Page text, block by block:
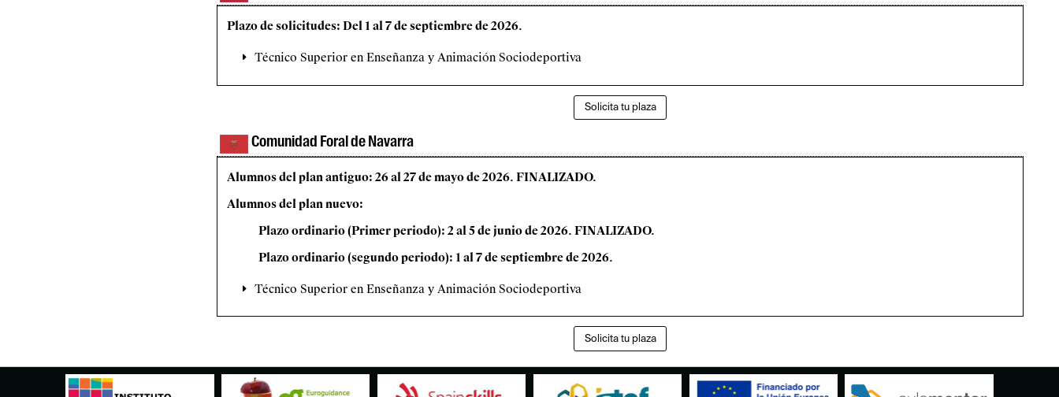
Plazo de solicitudes: Del 1 al 7 de septiembre de 2026.
Técnico Superior en Enseñanza y Animación Sociodeportiva
Solicita tu plaza
Comunidad Foral de Navarra
Alumnos del plan antiguo: 26 al 27 de mayo de 2026. FINALIZADO.
Alumnos del plan nuevo:
​Plazo ordinario (Primer periodo): 2 al 5 de junio de 2026. FINALIZADO.
Plazo ordinario (segundo periodo): 1 al 7 de septiembre de 2026.
Técnico Superior en Enseñanza y Animación Sociodeportiva
Solicita tu plaza